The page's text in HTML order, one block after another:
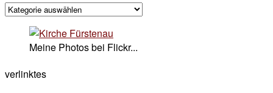
kategorisches
Meine Photos bei Flickr...
verlinktes